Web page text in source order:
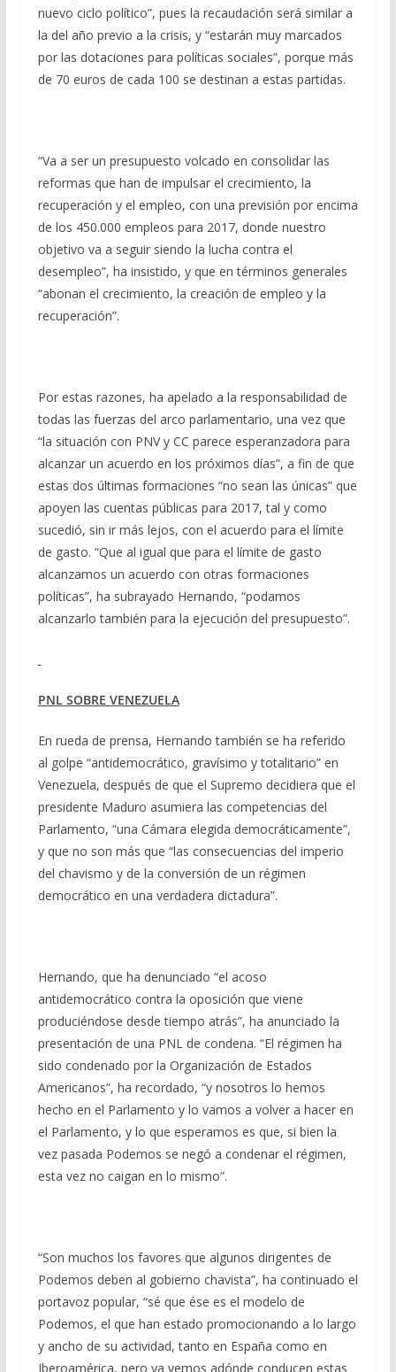
nuevo ciclo político”, pues la recaudación será similar a
la del año previo a la crisis, y “estarán muy marcados
por las dotaciones para políticas sociales”, porque más
de 70 euros de cada 100 se destinan a estas partidas.
“Va a ser un presupuesto volcado en consolidar las
reformas que han de impulsar el crecimiento, la
recuperación y el empleo, con una previsión por encima
de los 450.000 empleos para 2017, donde nuestro
objetivo va a seguir siendo la lucha contra el
desempleo”, ha insistido, y que en términos generales
“abonan el crecimiento, la creación de empleo y la
recuperación”.
Por estas razones, ha apelado a la responsabilidad de
todas las fuerzas del arco parlamentario, una vez que
“la situación con PNV y CC parece esperanzadora para
alcanzar un acuerdo en los próximos días”, a fin de que
estas dos últimas formaciones “no sean las únicas” que
apoyen las cuentas públicas para 2017, tal y como
sucedió, sin ir más lejos, con el acuerdo para el límite
de gasto. “Que al igual que para el límite de gasto
alcanzamos un acuerdo con otras formaciones
políticas”, ha subrayado Hernando, “podamos
alcanzarlo también para la ejecución del presupuesto”.
PNL SOBRE VENEZUELA
En rueda de prensa, Hernando también se ha referido
al golpe “antidemocrático, gravísimo y totalitario” en
Venezuela, después de que el Supremo decidiera que el
presidente Maduro asumiera las competencias del
Parlamento, “una Cámara elegida democráticamente”,
y que no son más que “las consecuencias del imperio
del chavismo y de la conversión de un régimen
democrático en una verdadera dictadura”.
Hernando, que ha denunciado “el acoso
antidemocrático contra la oposición que viene
produciéndose desde tiempo atrás”, ha anunciado la
presentación de una PNL de condena. “El régimen ha
sido condenado por la Organización de Estados
Americanos”, ha recordado, “y nosotros lo hemos
hecho en el Parlamento y lo vamos a volver a hacer en
el Parlamento, y lo que esperamos es que, si bien la
vez pasada Podemos se negó a condenar el régimen,
esta vez no caigan en lo mismo”.
“Son muchos los favores que algunos dirigentes de
Podemos deben al gobierno chavista”, ha continuado el
portavoz popular, “sé que ése es el modelo de
Podemos, el que han estado promocionando a lo largo
y ancho de su actividad, tanto en España como en
Iberoamérica, pero ya vemos adónde conducen estas